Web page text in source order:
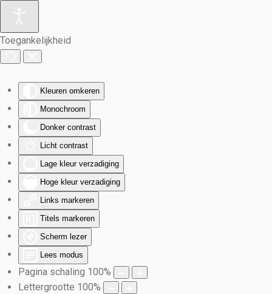
Toegankelijkheid
Kleuren omkeren
Monochroom
Donker contrast
Licht contrast
Lage kleur verzadiging
Hoge kleur verzadiging
Links markeren
Titels markeren
Scherm lezer
Lees modus
Pagina schaling 100%
Lettergrootte 100%
Terug naar hoofdinhoud